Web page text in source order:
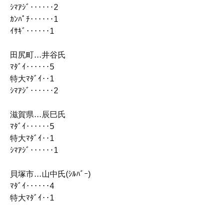
ｼﾏｱｼﾞ‥‥‥2
ｶﾝﾊﾟﾁ‥‥‥1
ｲｻｷﾞ‥‥‥1
田尻町…井谷氏
ﾏﾀﾞｲ‥‥‥5
特大ﾏﾀﾞｲ‥1
ｼﾏｱｼﾞ‥‥‥2
滋賀県…辰巳氏
ﾏﾀﾞｲ‥‥‥5
特大ﾏﾀﾞｲ‥1
ｼﾏｱｼﾞ‥‥‥1
貝塚市…山中氏(ｼﾙﾊﾞｰ)
ﾏﾀﾞｲ‥‥‥4
特大ﾏﾀﾞｲ‥1